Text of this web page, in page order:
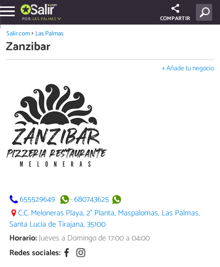
POR: LAS PALMAS COMPARTIR
Salir.com Las Palmas
Zanzibar
+ Añade tu negocio
655529649 -680743625
C.C. Meloneras Playa, 2° Planta, Maspalomas, Las Palmas,
Santa Lucía de Tirajana, 35100
Horario:Jueves a Domingo de 17:00 a 04:00
Redes sociales: